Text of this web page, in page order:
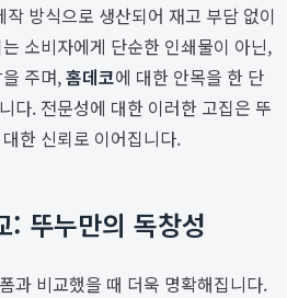
방식으로 생산되어 재고 부담 없이
소비자에게 단순한 인쇄물이 아닌,
주며,홈데코에 대한 안목을 한 단
다. 전문성에 대한 이러한 고집은 뚜
한 신뢰로 이어집니다.
: 뚜누만의 독창성
과 비교했을 때 더욱 명확해집니다.